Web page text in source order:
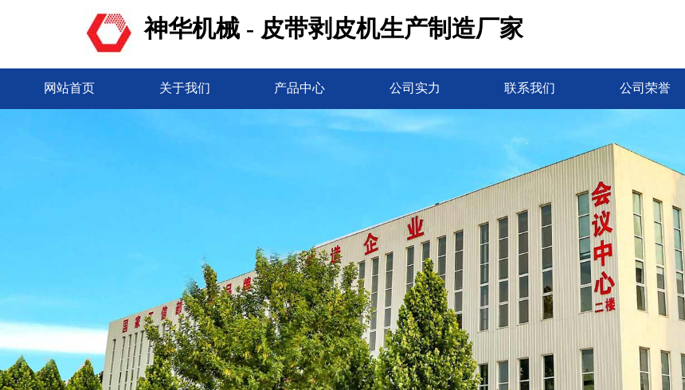
神华机械 - 皮带剥皮机生产制造厂家
网站首页 关于我们 产品中心 公司实力 联系我们 公司荣誉